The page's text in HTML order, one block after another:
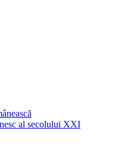
al secolului XXI